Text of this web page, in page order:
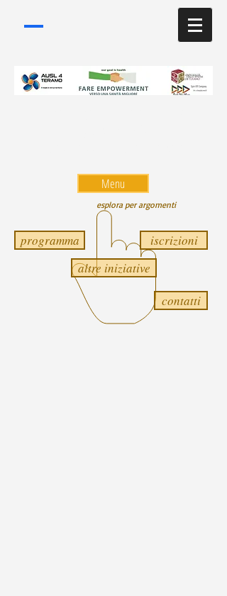
Menu
programma
esplora per argomenti
iscrizioni
altre iniziative
contatti